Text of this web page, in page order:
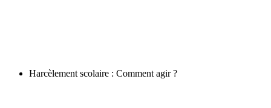
Harcèlement scolaire : Comment agir ?